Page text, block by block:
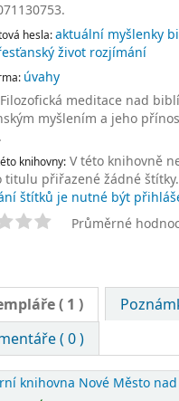
hesla:aktuální myšlenky
život rozjímání
úvahy
Filozofická meditace nad
myšlením a jeho
knihovny: V této knihovně
titulu přiřazené žádné štítky.
štítků je nutné být
Průměrné
( 1 )
( 0 )
knihovna Nové Město